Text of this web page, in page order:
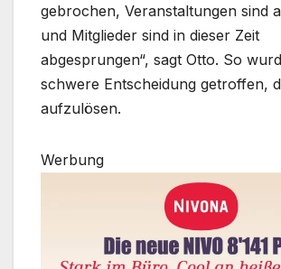
gebrochen, Veranstaltungen sind
und Mitglieder sind in dieser Zeit
abgesprungen“, sagt Otto. So
schwere Entscheidung getroffen,
aufzulösen.
Werbung